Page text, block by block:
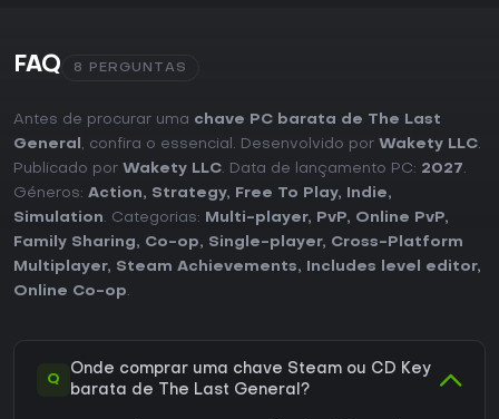
FAQ 8 PERGUNTAS
Antes de procurar uma chave PC barata de The Last
General , confira o essencial. Desenvolvido por Wakety LLC.
Publicado por Wakety LLC. Data de lançamento PC: 2027.
Géneros: Action, Strategy, Free To Play, Indie,
Simulation. Categorias: Multi-player, PvP, Online PvP,
Family Sharing, Co-op, Single-player, Cross-Platform
Multiplayer, Steam Achievements, Includes level editor,
Online Co-op.
Q
Onde comprar uma chave Steam ou CD Key
barata de The Last General?